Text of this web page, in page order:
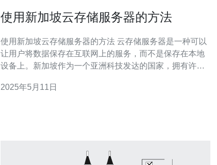
使用新加坡云存储服务器的方法
使用新加坡云存储服务器的方法 云存储服务器是一种可以
让用户将数据保存在互联网上的服务，而不是保存在本地
设备上。新加坡作为一个亚洲科技发达的国家，拥有许多
的数据存储服务。 在选择新加坡的云存储服务器时，首先
2025年5月11日